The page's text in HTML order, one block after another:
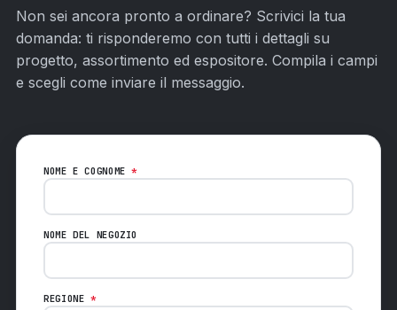
Non sei ancora pronto a ordinare? Scrivici la tua
domanda: ti risponderemo con tutti i dettagli su
progetto, assortimento ed espositore. Compila i campi
e scegli come inviare il messaggio.
NOME E COGNOME*
NOME DEL NEGOZIO
REGIONE*